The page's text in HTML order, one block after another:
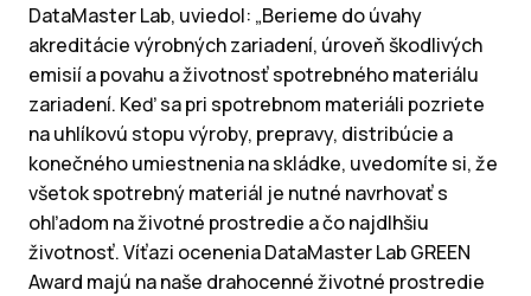
DataMaster Lab, uviedol: „Berieme do úvahy
akreditácie výrobných zariadení, úroveň škodlivých
emisií a povahu a životnosť spotrebného materiálu
zariadení. Keď sa pri spotrebnom materiáli pozriete
na uhlíkovú stopu výroby, prepravy, distribúcie a
konečného umiestnenia na skládke, uvedomíte si, že
všetok spotrebný materiál je nutné navrhovať s
ohľadom na životné prostredie a čo najdlhšiu
životnosť. Víťazi ocenenia DataMaster Lab GREEN
Award majú na naše drahocenné životné prostredie